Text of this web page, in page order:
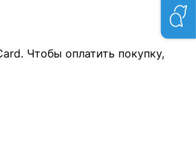
Чтобы оплатить покупку,